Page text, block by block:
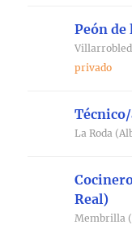
Peón de
privado
La Roda
Real)
Membrilla